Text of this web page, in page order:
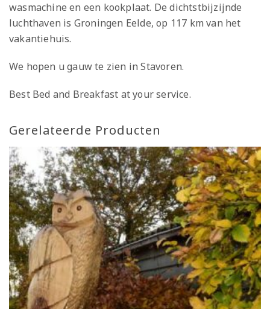
wasmachine en een kookplaat. De dichtstbijzijnde
luchthaven is Groningen Eelde, op 117 km van het
vakantiehuis.
We hopen u gauw te zien in Stavoren.
Best Bed and Breakfast at your service.
Gerelateerde Producten